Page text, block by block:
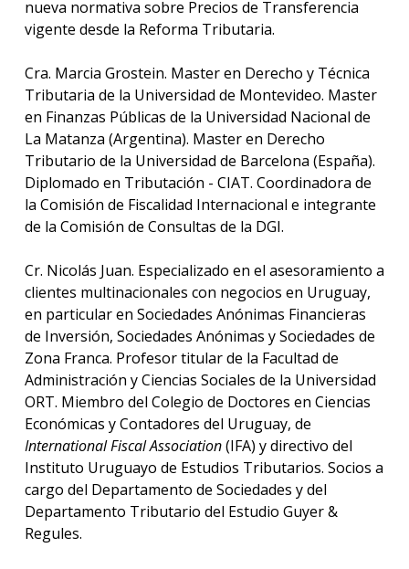
nueva normativa sobre Precios de Transferencia
vigente desde la Reforma Tributaria.
Cra. Marcia Grostein. Master en Derecho y Técnica
Tributaria de la Universidad de Montevideo. Master
en Finanzas Públicas de la Universidad Nacional de
La Matanza (Argentina). Master en Derecho
Tributario de la Universidad de Barcelona (España).
Diplomado en Tributación - CIAT. Coordinadora de
la Comisión de Fiscalidad Internacional e integrante
de la Comisión de Consultas de la DGI.
Cr. Nicolás Juan. Especializado en el asesoramiento a
clientes multinacionales con negocios en Uruguay,
en particular en Sociedades Anónimas Financieras
de Inversión, Sociedades Anónimas y Sociedades de
Zona Franca. Profesor titular de la Facultad de
Administración y Ciencias Sociales de la Universidad
ORT. Miembro del Colegio de Doctores en Ciencias
Económicas y Contadores del Uruguay, de
International Fiscal Association(IFA) y directivo del
Instituto Uruguayo de Estudios Tributarios. Socios a
cargo del Departamento de Sociedades y del
Departamento Tributario del Estudio Guyer &
Regules.